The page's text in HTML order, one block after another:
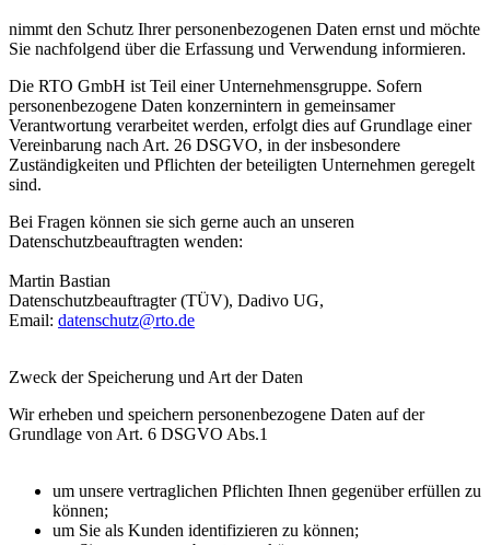
nimmt den Schutz Ihrer personenbezogenen Daten ernst und möchte
Sie nachfolgend über die Erfassung und Verwendung informieren.
Die RTO GmbH ist Teil einer Unternehmensgruppe. Sofern
personenbezogene Daten konzernintern in gemeinsamer
Verantwortung verarbeitet werden, erfolgt dies auf Grundlage einer
Vereinbarung nach Art. 26 DSGVO, in der insbesondere
Zuständigkeiten und Pflichten der beteiligten Unternehmen geregelt
sind.
Bei Fragen können sie sich gerne auch an unseren
Datenschutzbeauftragten wenden:
Martin Bastian
Datenschutzbeauftragter (TÜV), Dadivo UG,
Email: datenschutz@rto.de
Zweck der Speicherung und Art der Daten
Wir erheben und speichern personenbezogene Daten auf der
Grundlage von Art. 6 DSGVO Abs.1
um unsere vertraglichen Pflichten Ihnen gegenüber erfüllen zu
können;
um Sie als Kunden identifizieren zu können;